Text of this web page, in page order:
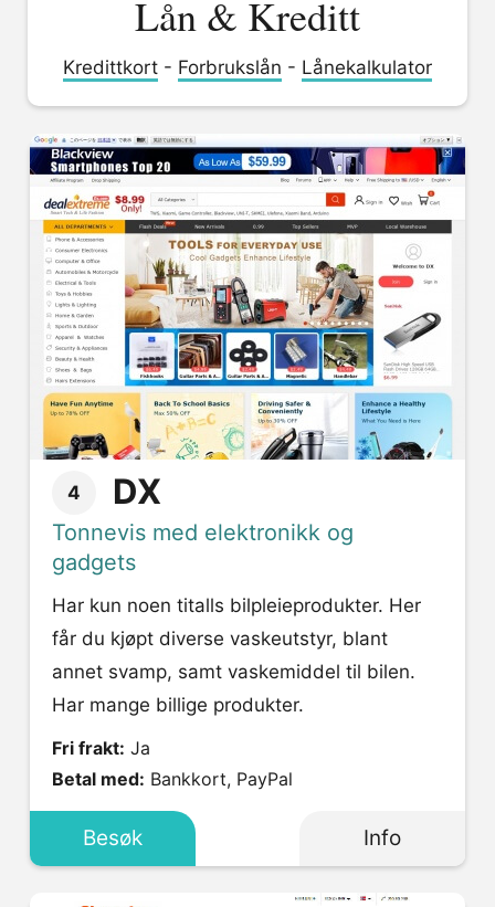
Lån & Kreditt
Kredittkort - Forbrukslån - Lånekalkulator
4 DX
Tonnevis med elektronikk og
gadgets
Har kun noen titalls bilpleieprodukter. Her
får du kjøpt diverse vaskeutstyr, blant
annet svamp, samt vaskemiddel til bilen.
Har mange billige produkter.
Fri frakt: Ja
Betal med: Bankkort, PayPal
Besøk Info